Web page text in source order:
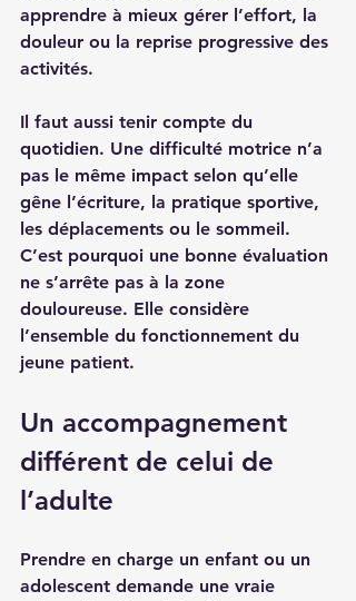
apprendre à mieux gérer l’effort, la
douleur ou la reprise progressive des
activités.
Il faut aussi tenir compte du
quotidien. Une difficulté motrice n’a
pas le même impact selon qu’elle
gêne l’écriture, la pratique sportive,
les déplacements ou le sommeil.
C’est pourquoi une bonne évaluation
ne s’arrête pas à la zone
douloureuse. Elle considère
l’ensemble du fonctionnement du
jeune patient.
Un accompagnement
différent de celui de
l’adulte
Prendre en charge un enfant ou un
adolescent demande une vraie